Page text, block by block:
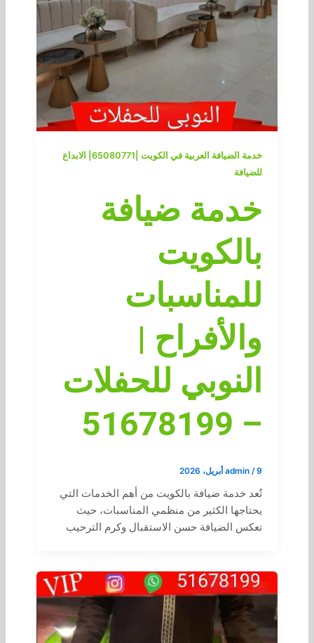
خدمة الضيافة العربية في الكويت |65080771| الابداع
للضيافة
خدمة ضيافة
بالكويت
للمناسبات
والأفراح |
النوبي للحفلات
– 51678199
admin /9 أبريل، 2026
تُعد خدمة ضيافة بالكويت من أهم الخدمات التي
يحتاجها الكثير من منظمي المناسبات، حيث
تعكس الضيافة حسن الاستقبال وكرم الترحيب